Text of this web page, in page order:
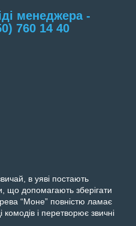
менеджера -
760 14 40
в уяві постають
що допомагають зберігати
“Моне” повністю ламає
і перетворює звичні